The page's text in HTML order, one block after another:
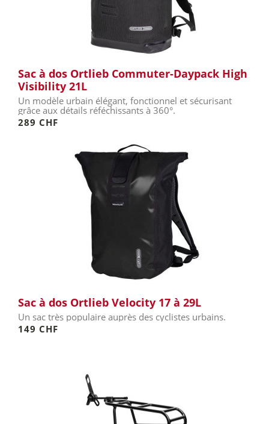
Sac à dos Ortlieb Commuter-Daypack High
Visibility 21L
Un modèle urbain élégant, fonctionnel et sécurisant
grâce aux détails réféchissants à 360°.
289 CHF
Sac à dos Ortlieb Velocity 17 à 29L
Un sac très populaire auprès des cyclistes urbains.
149 CHF